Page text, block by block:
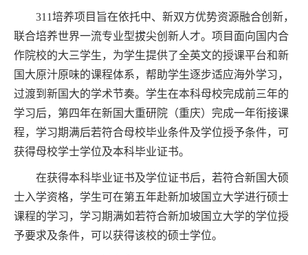
311培养项目旨在依托中、新双方优势资源融合创新，
联合培养世界一流专业型拔尖创新人才。项目面向国内合
作院校的大三学生， 为学生提供了全英文的授课平台和新
国大原汁原味的课程体系，帮助学生逐步适应海外学习，
过渡到新国大的学术节奏。 学生在本科母校完成前三年的
学习后，第四年在新国大重研院 （重庆） 完成一年衔接课
程，学习期满后若符合母校毕业条件及学位授予条件，可
获得母校学士学位及本科毕业证书。
在获得本科毕业证书及学位证书后，若符合新国大硕
士入学资格，学生可在第五年赴新加坡国立大学进行硕士
课程的学习，学习期满如若符合新加坡国立大学的学位授
予要求及条件，可以获得该校的硕士学位。